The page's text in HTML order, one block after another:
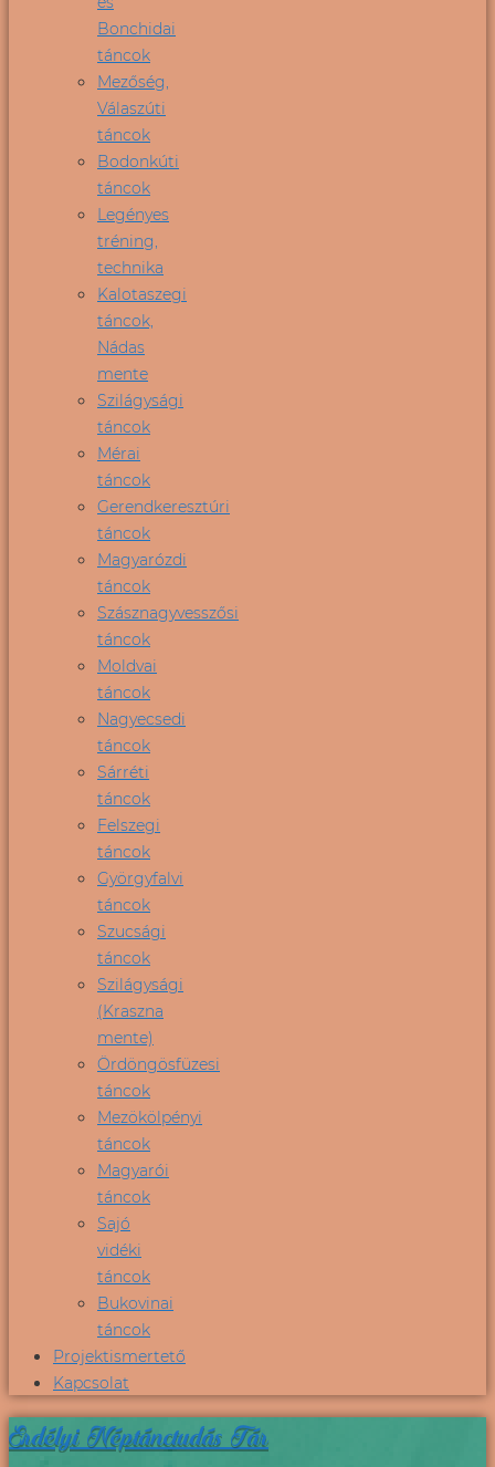
Bonchidai
táncok
Mezőség,
Válaszúti
táncok
Bodonkúti
táncok
Legényes
tréning,
technika
Kalotaszegi
táncok,
Nádas
mente
Szilágysági
táncok
Mérai
táncok
Gerendkeresztúri
táncok
Magyarózdi
táncok
Szásznagyvesszősi
táncok
Moldvai
táncok
Nagyecsedi
táncok
Sárréti
táncok
Felszegi
táncok
Györgyfalvi
táncok
Szucsági
táncok
Szilágysági
(Kraszna
mente)
Ördöngösfüzesi
táncok
Mezökölpényi
táncok
Magyarói
táncok
Sajó
vidéki
táncok
Bukovinai
táncok
Projektismertető
Kapcsolat
Erdélyi Néptánctudás Tár